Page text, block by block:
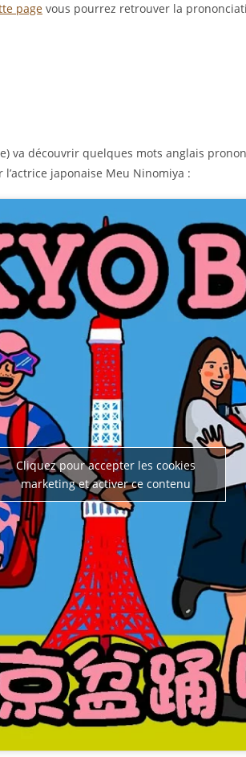
page vous pourrez retrouver la
va découvrir quelques mots anglais
japonaise Meu Ninomiya :
Cliquez pour accepter les cookies
marketing et activer ce contenu